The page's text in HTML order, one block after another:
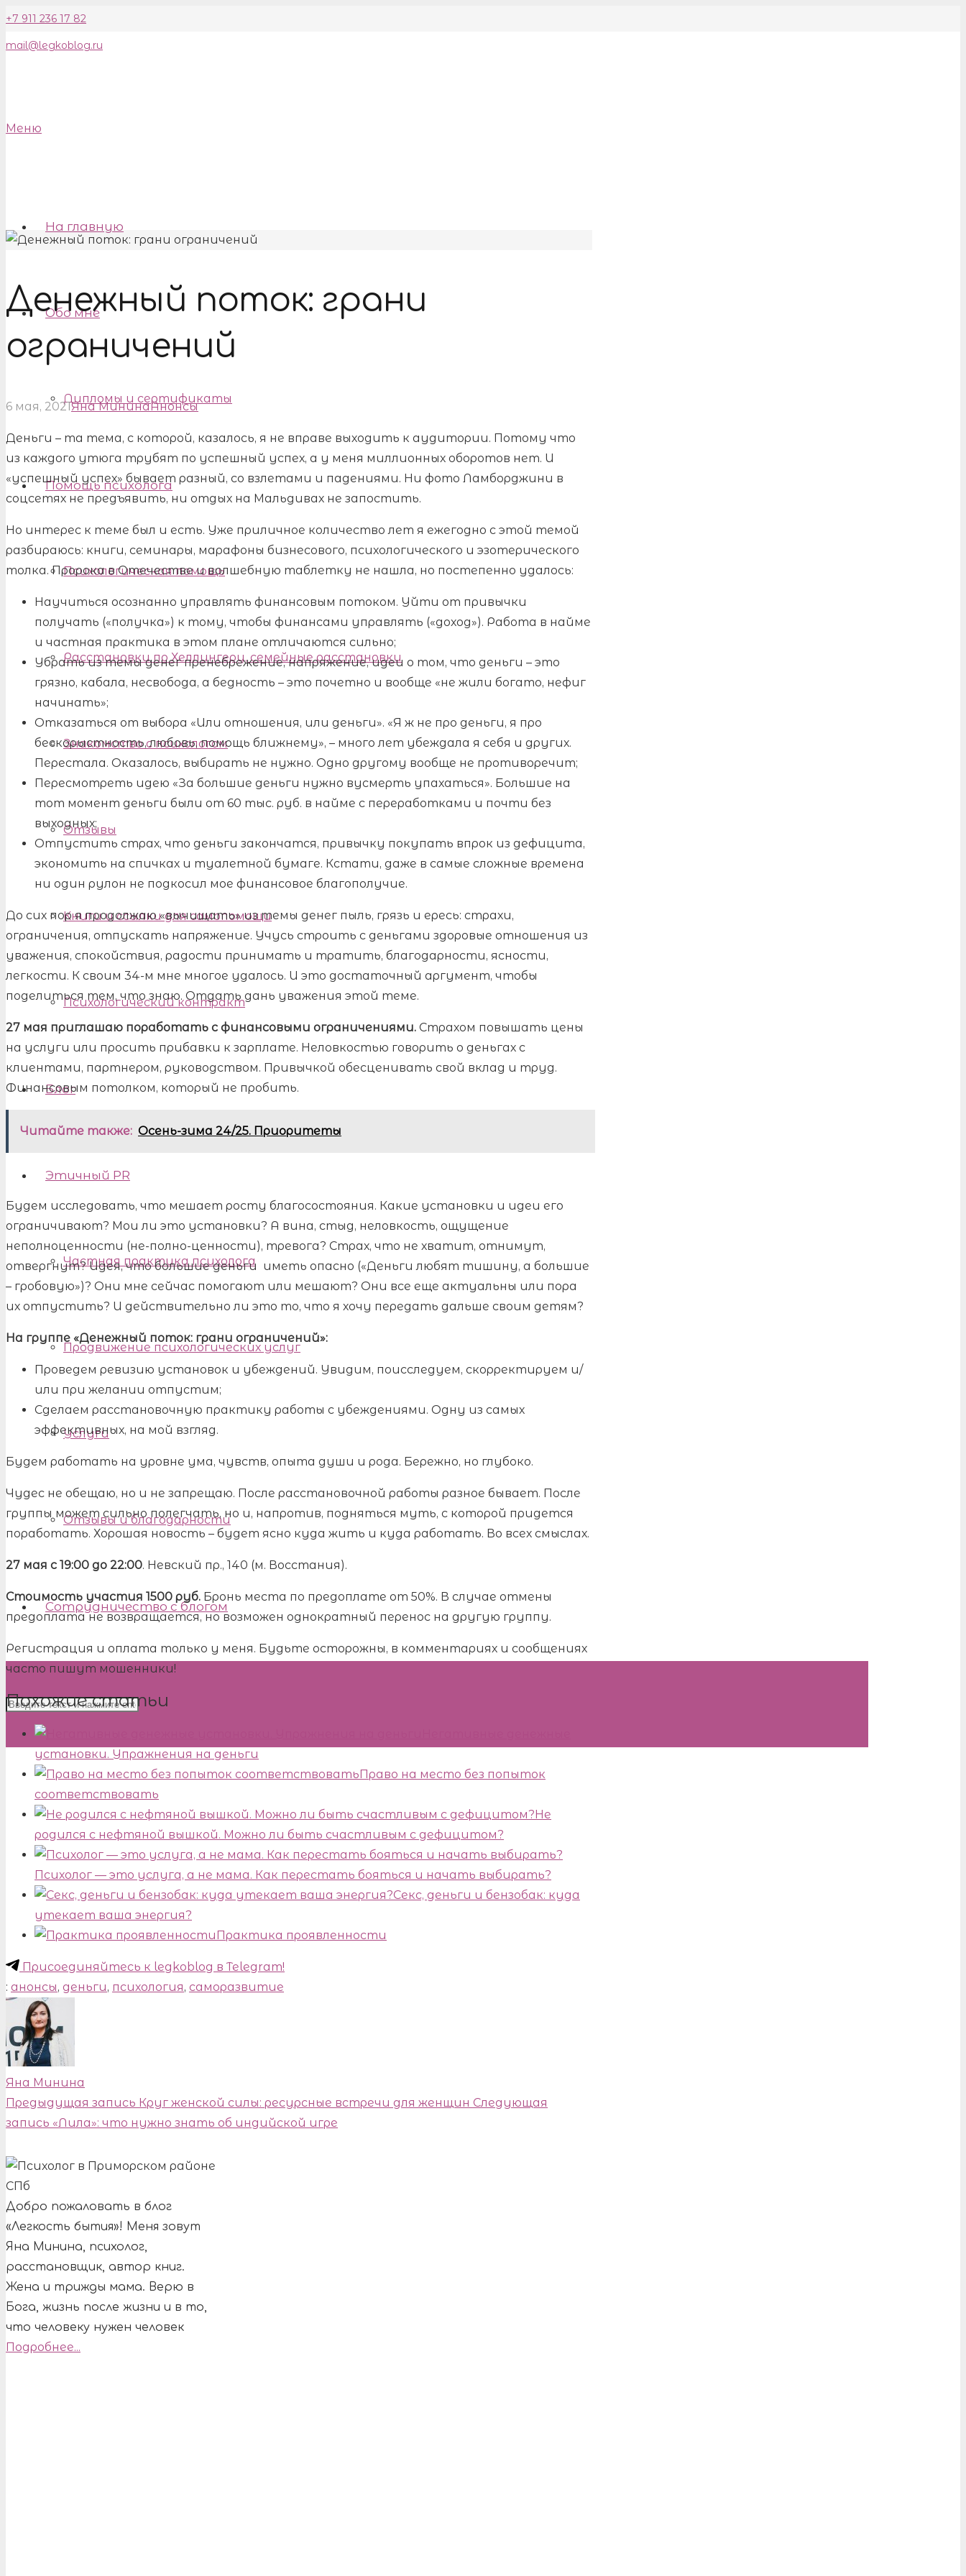
+7 911 236 17 82
mail@legkoblog.ru
Меню
На главную
Обо мне
Дипломы и сертификаты
Помощь психолога
Психологическая помощь
Расстановки по Хеллингеру, семейные расстановки
Знакомство с психологом
Отзывы
Книги и ссылки для самопомощи
Психологический контракт
Блог
Этичный PR
Частная практика психолога
Продвижение психологических услуг
Услуги
Отзывы и благодарности
Сотрудничество с блогом
Денежный поток: грани
ограничений
6 мая, 2021Яна МининаАнонсы
Деньги – та тема, с которой, казалось, я не вправе выходить к аудитории. Потому что
из каждого утюга трубят по успешный успех, а у меня миллионных оборотов нет. И
«успешный успех» бывает разный, со взлетами и падениями. Ни фото Ламборджини в
соцсетях не предъявить, ни отдых на Мальдивах не запостить.
Но интерес к теме был и есть. Уже приличное количество лет я ежегодно с этой темой
разбираюсь: книги, семинары, марафоны бизнесового, психологического и эзотерического
толка. Пророка в Отечестве и волшебную таблетку не нашла, но постепенно удалось:
Научиться осознанно управлять финансовым потоком. Уйти от привычки
получать («получка») к тому, чтобы финансами управлять («доход»). Работа в найме
и частная практика в этом плане отличаются сильно;
Убрать из темы денег пренебрежение, напряжение, идеи о том, что деньги – это
грязно, кабала, несвобода, а бедность – это почетно и вообще «не жили богато, нефиг
начинать»;
Отказаться от выбора «Или отношения, или деньги». «Я ж не про деньги, я про
бескорыстность, любовь, помощь ближнему», – много лет убеждала я себя и других.
Перестала. Оказалось, выбирать не нужно. Одно другому вообще не противоречит;
Пересмотреть идею «За большие деньги нужно вусмерть упахаться». Большие на
тот момент деньги были от 60 тыс. руб. в найме с переработками и почти без
выходных;
Отпустить страх, что деньги закончатся, привычку покупать впрок из дефицита,
экономить на спичках и туалетной бумаге. Кстати, даже в самые сложные времена
ни один рулон не подкосил мое финансовое благополучие.
До сих пор я продолжаю «вычищать» из темы денег пыль, грязь и ересь: страхи,
ограничения, отпускать напряжение. Учусь строить с деньгами здоровые отношения из
уважения, спокойствия, радости принимать и тратить, благодарности, ясности,
легкости. К своим 34-м мне многое удалось. И это достаточный аргумент, чтобы
поделиться тем, что знаю. Отдать дань уважения этой теме.
27 мая приглашаю поработать с финансовыми ограничениями. Страхом повышать цены
на услуги или просить прибавки к зарплате. Неловкостью говорить о деньгах с
клиентами, партнером, руководством. Привычкой обесценивать свой вклад и труд.
Финансовым потолком, который не пробить.
Читайте также: Осень-зима 24/25. Приоритеты
Будем исследовать, что мешает росту благосостояния. Какие установки и идеи его
ограничивают? Мои ли это установки? А вина, стыд, неловкость, ощущение
неполноценности (не-полно-ценности), тревога? Страх, что не хватит, отнимут,
отвергнут? Идея, что большие деньги иметь опасно («Деньги любят тишину, а большие
– гробовую»)? Они мне сейчас помогают или мешают? Они все еще актуальны или пора
их отпустить? И действительно ли это то, что я хочу передать дальше своим детям?
На группе «Денежный поток: грани ограничений»:
Проведем ревизию установок и убеждений. Увидим, поисследуем, скорректируем и/
или при желании отпустим;
Сделаем расстановочную практику работы с убеждениями. Одну из самых
эффективных, на мой взгляд.
Будем работать на уровне ума, чувств, опыта души и рода. Бережно, но глубоко.
Чудес не обещаю, но и не запрещаю. После расстановочной работы разное бывает. После
группы может сильно полегчать, но и, напротив, подняться муть, с которой придется
поработать. Хорошая новость – будет ясно куда жить и куда работать. Во всех смыслах.
27 мая с 19:00 до 22:00. Невский пр., 140 (м. Восстания).
Стоимость участия 1500 руб. Бронь места по предоплате от 50%. В случае отмены
предоплата не возвращается, но возможен однократный перенос на другую группу.
Регистрация и оплата только у меня. Будьте осторожны, в комментариях и сообщениях
часто пишут мошенники!
Похожие статьи
установки. Упражнения на деньги
Право на место без попыток
соответствовать
Не
родился с нефтяной вышкой. Можно ли быть счастливым с дефицитом?
Психолог — это услуга, а не мама. Как перестать бояться и начать выбирать?
Секс, деньги и бензобак: куда
утекает ваша энергия?
Практика проявленности
Присоединяйтесь к legkoblog в Telegram!
: анонсы, деньги, психология, саморазвитие
Яна Минина
Предыдущая запись Круг женской силы: ресурсные встречи для женщин Следующая
запись «Лила»: что нужно знать об индийской игре
Добро пожаловать в блог
«Легкость бытия»! Меня зовут
Яна Минина, психолог,
расстановщик, автор книг.
Жена и трижды мама. Верю в
Бога, жизнь после жизни и в то,
что человеку нужен человек
Подробнее...